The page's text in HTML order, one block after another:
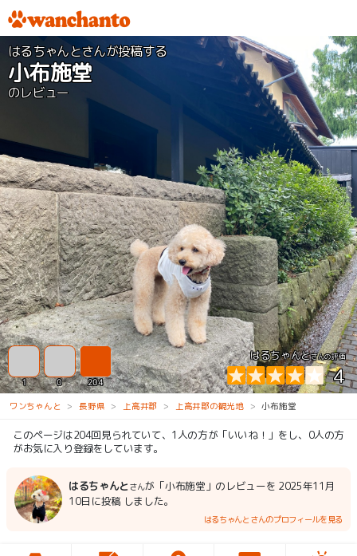
はるちゃんとさんが投稿する
小布施堂
のレビュー
はるちゃんとさんの評価
4
1 0 204
ワンちゃんと 長野県 上高井郡 上高井郡の観光地 小布施堂
このページは204回見られていて、1人の方が「いいね！」をし、0人の方
がお気に入り登録をしています。
はるちゃんとさんが「小布施堂」のレビューを 2025年11月
10日に投稿 しました。
はるちゃんとさんのプロフィールを見る